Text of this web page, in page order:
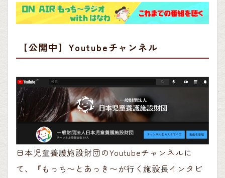
【公開中】Youtubeチャンネル
日本児童養護施設財団のYoutubeチャンネルに
て、『もっち〜とあっき〜が行く施設長インタビ